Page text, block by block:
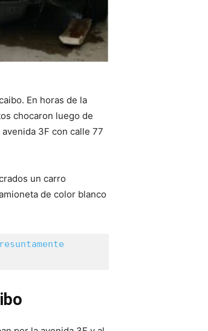
En horas de la
chocaron luego de
3F con calle 77
un carro
de color blanco